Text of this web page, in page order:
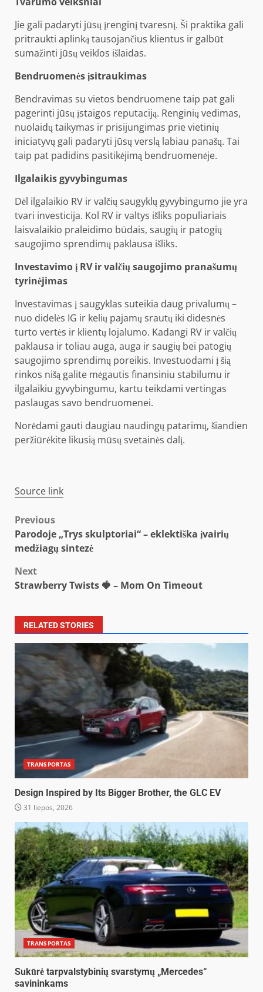
Jie gali padaryti jūsų įrenginį tvaresnį. Ši praktika gali
pritraukti aplinką tausojančius klientus ir galbūt
sumažinti jūsų veiklos išlaidas.
Bendruomenės įsitraukimas
Bendravimas su vietos bendruomenetaip pat gali
pagerinti jūsų įstaigos reputaciją. Renginių vedimas,
nuolaidų taikymas ir prisijungimas prie vietinių
iniciatyvų gali padaryti jūsų verslą labiau panašų. Tai
taip pat padidins pasitikėjimą bendruomenėje.
Ilgalaikis gyvybingumas
Dėl ilgalaikio RV ir valčių saugyklų gyvybingumo jie yra
tvari investicija. Kol RV ir valtys išliks populiariais
laisvalaikio praleidimo būdais, saugių ir patogių
saugojimo sprendimų paklausa išliks.
Investavimo į RV ir valčių saugojimo pranašumų
tyrinėjimas
Investavimas į saugyklas suteikia daug privalumų –
nuo ​​didelės IG ir kelių pajamų srautų iki didesnės
turto vertės ir klientų lojalumo. Kadangi RV ir valčių
paklausa ir toliau auga, auga ir saugių bei patogių
saugojimo sprendimų poreikis. Investuodami į šią
rinkos nišą galite mėgautis finansiniu stabilumu ir
ilgalaikiu gyvybingumu, kartu teikdami vertingas
paslaugas savo bendruomenei.
Norėdami gauti daugiau naudingų patarimų, šiandien
peržiūrėkite likusią mūsų svetainės dalį.
Source link
Post
navigation
Previous
Parodoje „Trys skulptoriai“ – eklektiška įvairių
medžiagų sintezė
Next
Strawberry Twists 🍓 – Mom On Timeout
RELATED STORIES
TRANSPORTAS
Design Inspired by Its Bigger Brother, the GLC EV
31 liepos, 2026
TRANSPORTAS
Sukūrė tarpvalstybinių svarstymų „Mercedes“
savininkams